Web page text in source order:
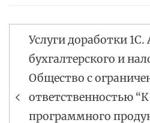
Навигация
по
записям
Услуги доработки
бухгалтерского и
Общество с
ответственностью
программного